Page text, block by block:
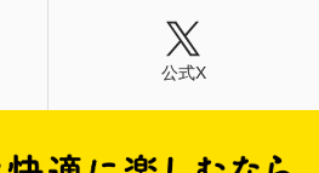
公式X